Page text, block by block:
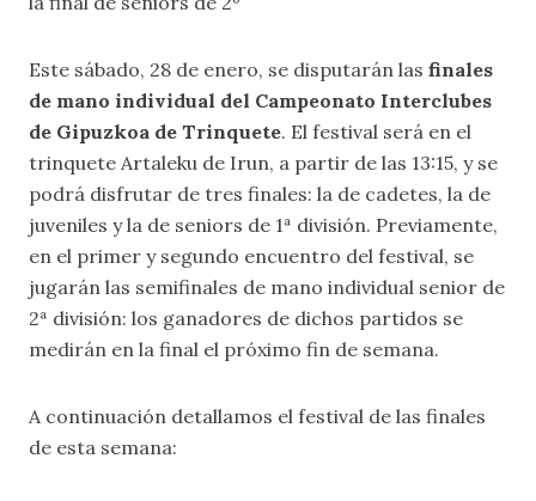
Este sábado, 28 de enero, se disputarán las finales
de mano individual del Campeonato Interclubes
de Gipuzkoa de Trinquete. El festival será en el
trinquete Artaleku de Irun, a partir de las 13:15, y se
podrá disfrutar de tres finales: la de cadetes, la de
juveniles y la de seniors de 1ª división. Previamente,
en el primer y segundo encuentro del festival, se
jugarán las semifinales de mano individual senior de
2ª división: los ganadores de dichos partidos se
medirán en la final el próximo fin de semana.
A continuación detallamos el festival de las finales
de esta semana: